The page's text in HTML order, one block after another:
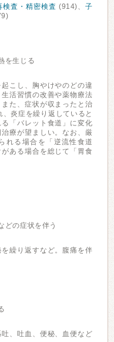
検査・精密検査 (914)、子
を生じる
こし、胸やけやのどの違
活習慣の改善や薬物療法
た、症状が収まったと治
炎症を繰り返していると
「バレット食道」に変化
療が望ましい。なお、厳
れる場合を「逆流性食道
ある場合を総じて「胃食
どの症状を伴う
繰り返すなど。腹痛を伴
、吐血、便秘、血便など